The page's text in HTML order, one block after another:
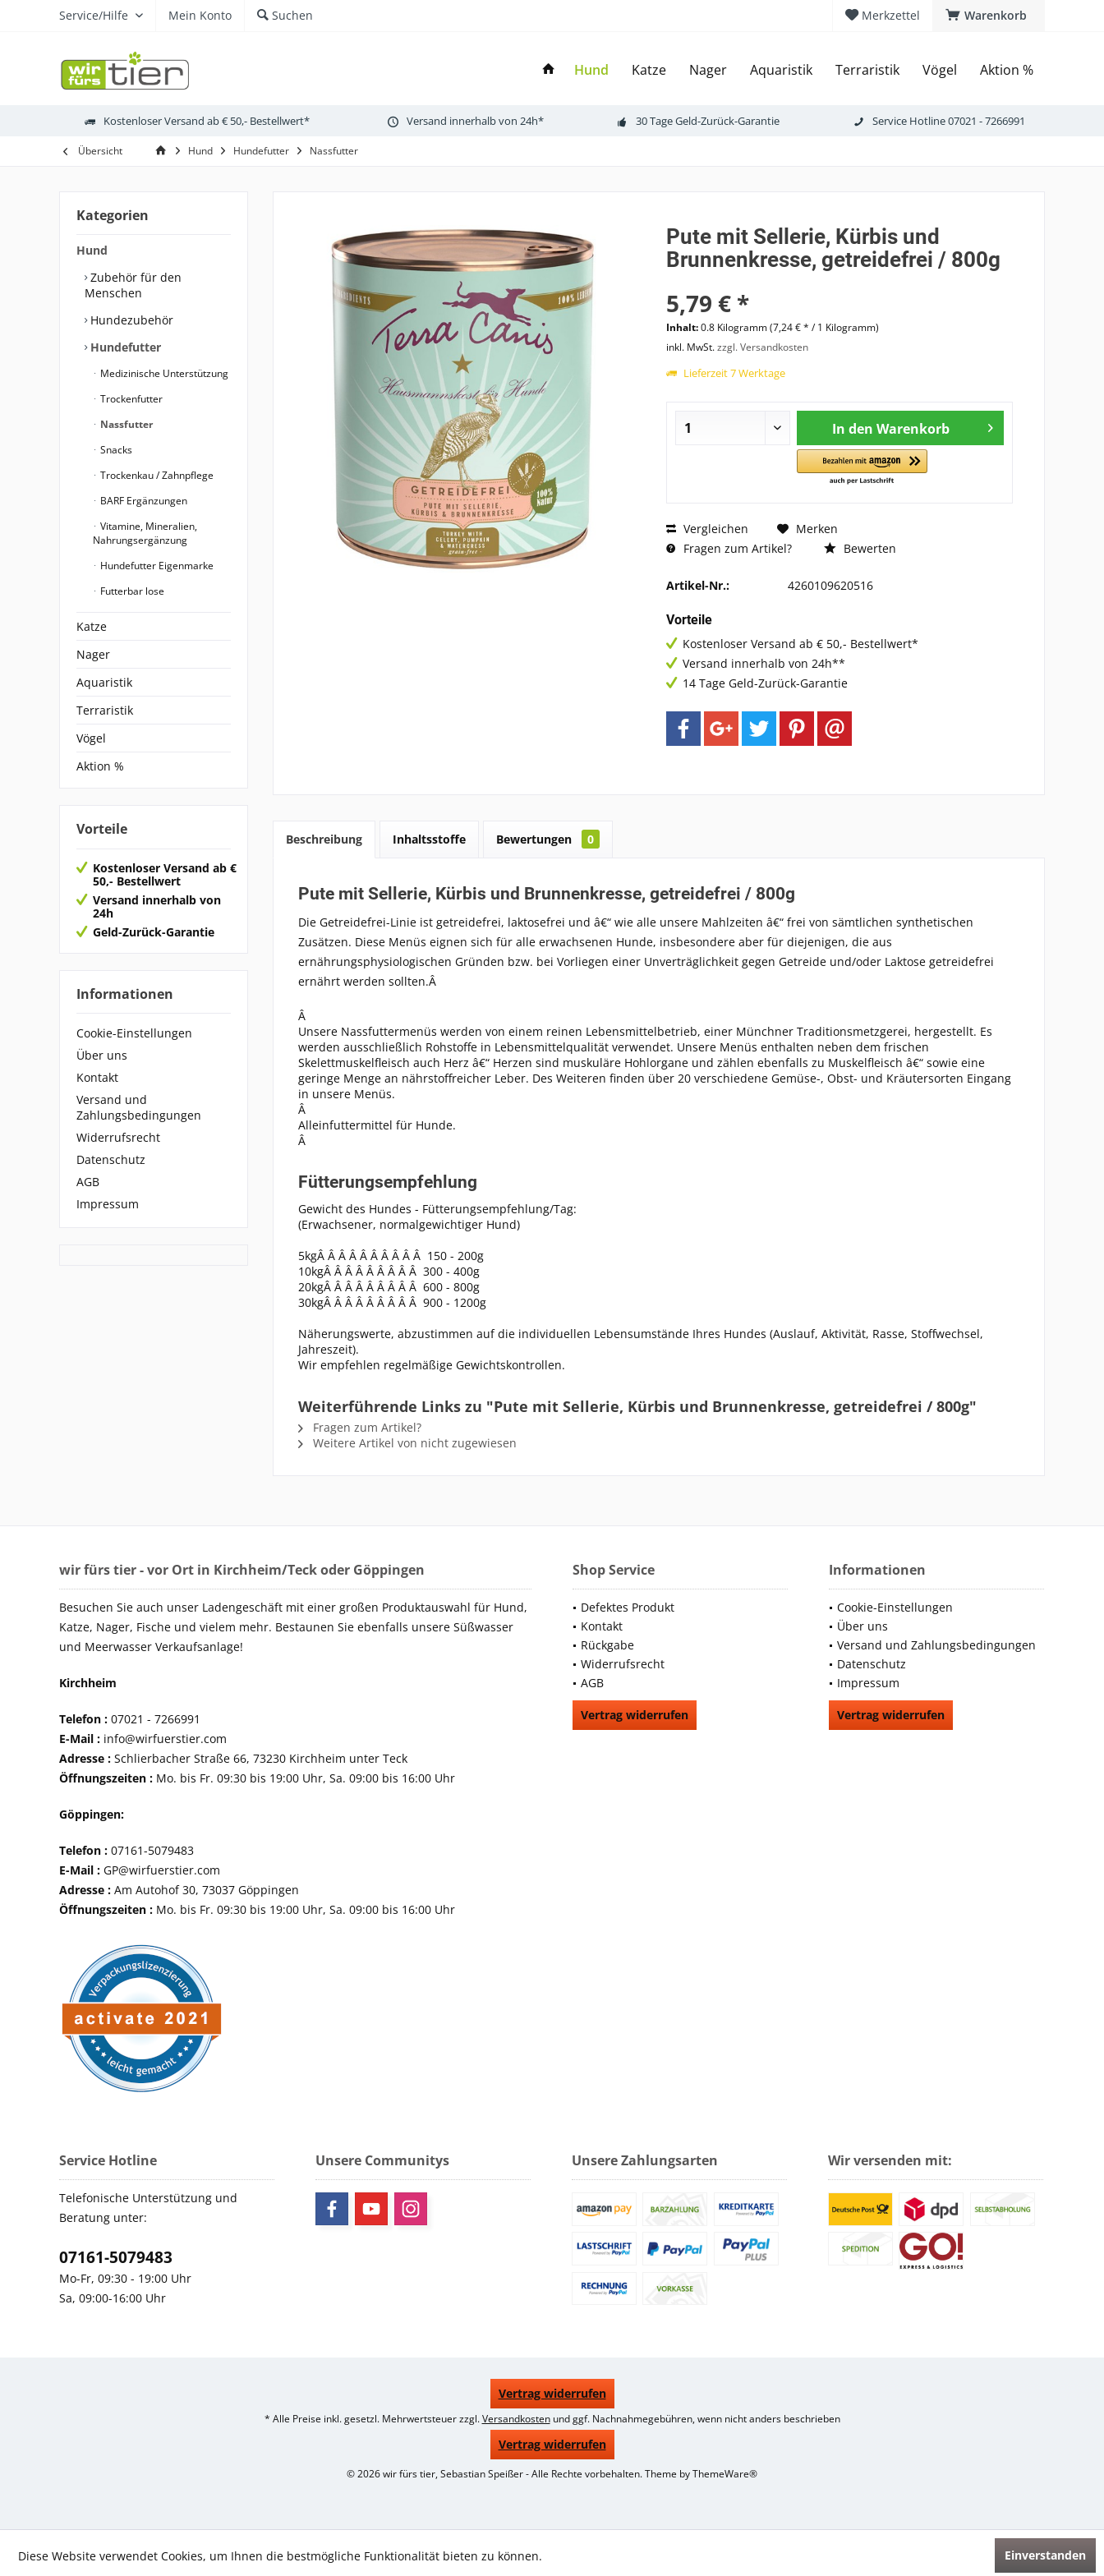
Warenkorb
Merkzettel
Service/Hilfe Mein Konto Suchen
Hund Katze Nager Aquaristik Terraristik Vögel Aktion %
Kostenloser Versand ab € 50,- Bestellwert* Versand innerhalb von 24h* 30 Tage Geld-Zurück-Garantie Service Hotline 07021 - 7266991
Übersicht Hund Hundefutter Nassfutter
Kategorien
Hund
Zubehör für den
Menschen
Hundezubehör
Hundefutter
Medizinische Unterstützung
Trockenfutter
Nassfutter
Snacks
Trockenkau / Zahnpflege
BARF Ergänzungen
Vitamine, Mineralien,
Nahrungsergänzung
Hundefutter Eigenmarke
Futterbar lose
Katze
Nager
Aquaristik
Terraristik
Vögel
Aktion %
Vorteile
Kostenloser Versand ab €
50,- Bestellwert
Versand innerhalb von
24h
Geld-Zurück-Garantie
Informationen
Cookie-Einstellungen
Über uns
Kontakt
Versand und
Zahlungsbedingungen
Widerrufsrecht
Datenschutz
AGB
Impressum
Pute mit Sellerie, Kürbis und
Brunnenkresse, getreidefrei / 800g
5,79 € *
Inhalt:0.8 Kilogramm (7,24 € * / 1 Kilogramm)
inkl. MwSt.zzgl. Versandkosten
Lieferzeit 7 Werktage
In den Warenkorb
Vergleichen
Merken
Fragen zum Artikel?
Bewerten
Artikel-Nr.: 4260109620516
Vorteile
Kostenloser Versand ab € 50,- Bestellwert*
Versand innerhalb von 24h**
14 Tage Geld-Zurück-Garantie
Beschreibung Inhaltsstoffe Bewertungen 0
Pute mit Sellerie, Kürbis und Brunnenkresse, getreidefrei / 800g
Die Getreidefrei-Linie ist getreidefrei, laktosefrei und â€“ wie alle unsere Mahlzeiten â€“ frei von sämtlichen synthetischen
Zusätzen. Diese Menüs eignen sich für alle erwachsenen Hunde, insbesondere aber für diejenigen, die aus
ernährungsphysiologischen Gründen bzw. bei Vorliegen einer Unverträglichkeit gegen Getreide und/oder Laktose getreidefrei
ernährt werden sollten.Â
Â
Unsere Nassfuttermenüs werden von einem reinen Lebensmittelbetrieb, einer Münchner Traditionsmetzgerei, hergestellt. Es
werden ausschließlich Rohstoffe in Lebensmittelqualität verwendet. Unsere Menüs enthalten neben dem frischen
Skelettmuskelfleisch auch Herz â€“ Herzen sind muskuläre Hohlorgane und zählen ebenfalls zu Muskelfleisch â€“ sowie eine
geringe Menge an nährstoffreicher Leber. Des Weiteren finden über 20 verschiedene Gemüse-, Obst- und Kräutersorten Eingang
in unsere Menüs.
Â
Alleinfuttermittel für Hunde.
Â
Fütterungsempfehlung
Gewicht des Hundes - Fütterungsempfehlung/Tag:
(Erwachsener, normalgewichtiger Hund)
5kgÂ Â Â Â Â Â Â Â Â Â 150 - 200g
10kgÂ Â Â Â Â Â Â Â Â 300 - 400g
20kgÂ Â Â Â Â Â Â Â Â 600 - 800g
30kgÂ Â Â Â Â Â Â Â Â 900 - 1200g
Näherungswerte, abzustimmen auf die individuellen Lebensumstände Ihres Hundes (Auslauf, Aktivität, Rasse, Stoffwechsel,
Jahreszeit).
Wir empfehlen regelmäßige Gewichtskontrollen.
Weiterführende Links zu "Pute mit Sellerie, Kürbis und Brunnenkresse, getreidefrei / 800g"
Fragen zum Artikel?
Weitere Artikel von nicht zugewiesen
wir fürs tier - vor Ort in Kirchheim/Teck oder Göppingen
Besuchen Sie auch unser Ladengeschäft mit einer großen Produktauswahl für Hund,
Katze, Nager, Fische und vielem mehr. Bestaunen Sie ebenfalls unsere Süßwasser
und Meerwasser Verkaufsanlage!
Kirchheim
Telefon : 07021 - 7266991
E-Mail : info@wirfuerstier.com
Adresse : Schlierbacher Straße 66, 73230 Kirchheim unter Teck
Öffnungszeiten : Mo. bis Fr. 09:30 bis 19:00 Uhr, Sa. 09:00 bis 16:00 Uhr
Göppingen:
Telefon : 07161-5079483
E-Mail : GP@wirfuerstier.com
Adresse : Am Autohof 30, 73037 Göppingen
Öffnungszeiten : Mo. bis Fr. 09:30 bis 19:00 Uhr, Sa. 09:00 bis 16:00 Uhr
Shop Service
Defektes Produkt
Kontakt
Rückgabe
Widerrufsrecht
AGB
Vertrag widerrufen
Informationen
Cookie-Einstellungen
Über uns
Versand und Zahlungsbedingungen
Datenschutz
Impressum
Vertrag widerrufen
Service Hotline
Telefonische Unterstützung und
Beratung unter:
07161-5079483
Mo-Fr, 09:30 - 19:00 Uhr
Sa, 09:00-16:00 Uhr
Unsere Communitys Unsere Zahlungsarten Wir versenden mit:
Vertrag widerrufen
* Alle Preise inkl. gesetzl. Mehrwertsteuer zzgl.Versandkostenund ggf. Nachnahmegebühren, wenn nicht anders beschrieben
Vertrag widerrufen
© 2026 wir fürs tier, Sebastian Speißer - Alle Rechte vorbehalten. Theme byThemeWare®
Diese Website verwendet Cookies, um Ihnen die bestmögliche Funktionalität bieten zu können. Einverstanden